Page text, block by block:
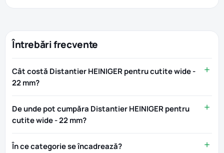
Întrebări frecvente
Cât costă Distantier HEINIGER pentru cutite wide -
22 mm?
De unde pot cumpăra Distantier HEINIGER pentru
cutite wide - 22 mm?
În ce categorie se încadrează?